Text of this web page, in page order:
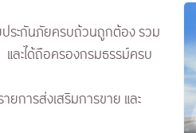
ประกันภัยครบถ้วนถูกต้อง รวม
ะได้ถือครองกรมธรรม์ครบ
การส่งเสริมการขาย และ